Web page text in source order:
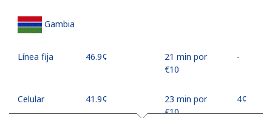
Gambia
Línea fija ⁦46.9¢⁩
21 min por
⁦€10⁩
-
Celular ⁦41.9¢⁩
23 min por
⁦€10⁩
⁦4¢⁩